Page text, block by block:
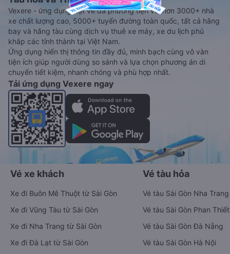
Vexere - ứng dụng đặt vé đa phương tiện với hơn 3000+ nhà
xe chất lượng cao, 5000+ tuyến đường toàn quốc, tất cả hãng
bay và hãng tàu cùng dịch vụ thuê xe máy, xe du lịch phủ
khắp các tỉnh thành tại Việt Nam.
Ứng dụng hiển thị thông tin đầy đủ, minh bạch cùng vô vàn
tiện ích giúp người dùng so sánh và lựa chọn phương án di
chuyển tiết kiệm, nhanh chóng và phù hợp nhất.
Tải ứng dụng Vexere ngay
Vé xe khách
Xe đi Buôn Mê Thuột từ Sài Gòn
Xe đi Vũng Tàu từ Sài Gòn
Xe đi Nha Trang từ Sài Gòn
Xe đi Đà Lạt từ Sài Gòn
Vé tàu hỏa
Vé tàu Sài Gòn Nha Trang
Vé tàu Sài Gòn Phan Thiết
Vé tàu Sài Gòn Đà Nẵng
Vé tàu Sài Gòn Hà Nội